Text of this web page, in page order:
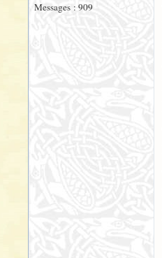
Messages : 909